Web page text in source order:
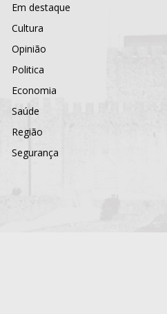
Em destaque
Cultura
Opinião
Politica
Economia
Saúde
Região
Segurança